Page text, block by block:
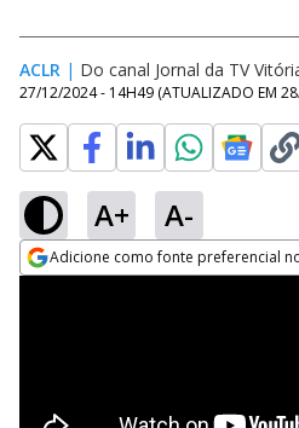
ACLR | Do canal Jornal da TV
27/12/2024 - 14H49 (ATUALIZADO EM
A+ A-
Adicione como fonte preferencial